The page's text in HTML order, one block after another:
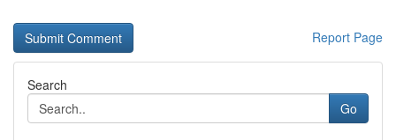
Report Page
Search
Go